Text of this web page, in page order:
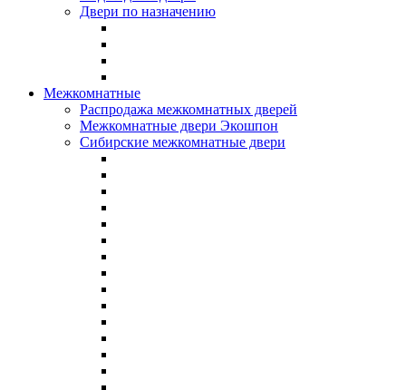
Двери по назначению
Межкомнатные
Распродажа межкомнатных дверей
Межкомнатные двери Экошпон
Сибирские межкомнатные двери